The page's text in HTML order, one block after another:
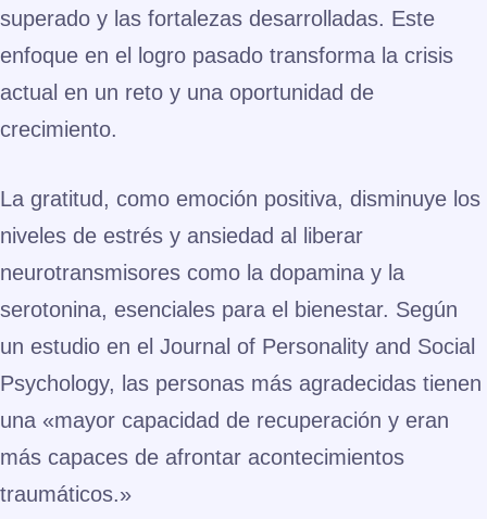
superado y las fortalezas desarrolladas. Este
enfoque en el logro pasado transforma la crisis
actual en un reto y una oportunidad de
crecimiento.
La gratitud, como emoción positiva, disminuye los
niveles de estrés y ansiedad al liberar
neurotransmisores como la dopamina y la
serotonina, esenciales para el bienestar. Según
un estudio en el Journal of Personality and Social
Psychology, las personas más agradecidas tienen
una «mayor capacidad de recuperación y eran
más capaces de afrontar acontecimientos
traumáticos.»